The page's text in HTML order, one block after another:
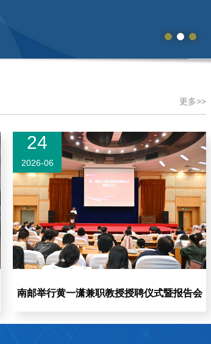
更多>>
24
2026-06
南邮举行黄一潇兼职教授授聘仪式暨报告会